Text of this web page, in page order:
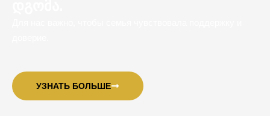
УЗНАТЬ БОЛЬШЕ